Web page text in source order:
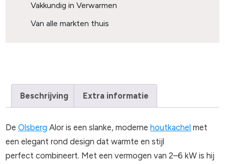
Vakkundig in Verwarmen
Van alle markten thuis
Beschrijving Extra informatie
DeOlsberg Alor is een slanke, modernehoutkachel met
een elegant rond design dat warmte en stijl
perfect combineert. Met een vermogen van 2–6 kW is hij